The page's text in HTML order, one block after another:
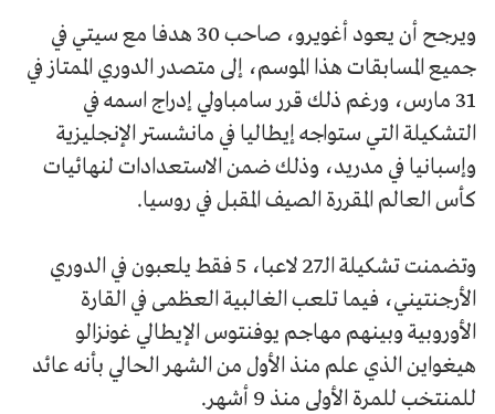
ويرجح أن يعود أغويرو، صاحب 30 هدفا مع سيتي في
جميع المسابقات هذا الموسم، إلى متصدر الدوري الممتاز في
31 مارس، ورغم ذلك قرر سامباولي إدراج اسمه في
التشكيلة التي ستواجه إيطاليا في مانشستر الإنجليزية
وإسبانيا في مدريد، وذلك ضمن الاستعدادات لنهائيات
كأس العالم المقررة الصيف المقبل في روسيا.
وتضمنت تشكيلة الـ27 لاعبا، 5 فقط يلعبون في الدوري
الأرجنتيني، فيما تلعب الغالبية العظمى في القارة
الأوروبية وبينهم مهاجم يوفنتوس الإيطالي غونزالو
هيغواين الذي علم منذ الأول من الشهر الحالي بأنه عائد
للمنتخب للمرة الأولى منذ 9 أشهر.